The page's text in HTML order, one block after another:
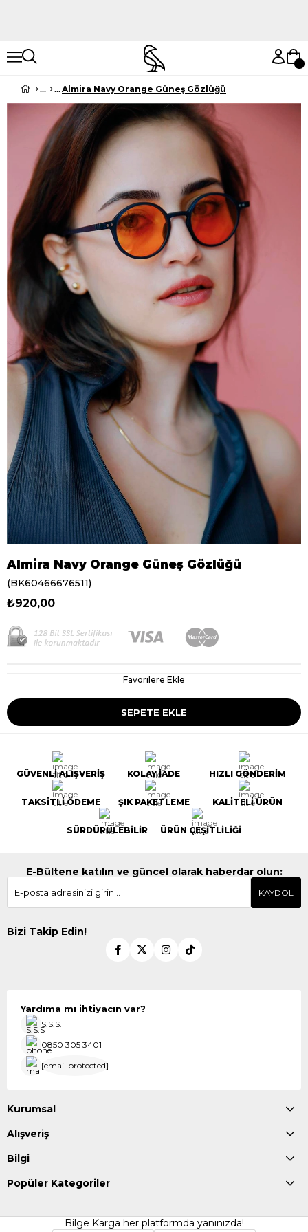
Almira Navy Orange Güneş Gözlüğü
Almira Navy Orange Güneş Gözlüğü
(BK60466676511)
₺920,00
Favorilere Ekle
GÜVENLİ ALIŞVERİŞ KOLAY İADE HIZLI GÖNDERİM
TAKSİTLİ ÖDEME ŞIK PAKETLEME KALİTELİ ÜRÜN
SÜRDÜRÜLEBİLİR ÜRÜN ÇEŞİTLİLİĞİ
E-Bültene katılın ve güncel olarak haberdar olun:
KAYDOL
Bizi Takip Edin!
Yardıma mı ihtiyacın var?
S.S.S.
0850 305 3401
[email protected]
Kurumsal
Alışveriş
Bilgi
Popüler Kategoriler
Bilge Karga her platformda yanınızda!